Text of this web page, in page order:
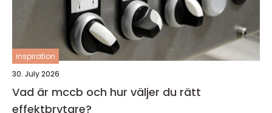
inspiration
30. July 2026
Vad är mccb och hur väljer du rätt
effektbrytare?